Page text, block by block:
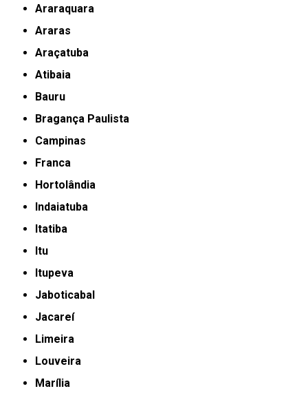
Araraquara
Araras
Araçatuba
Atibaia
Bauru
Bragança Paulista
Campinas
Franca
Hortolândia
Indaiatuba
Itatiba
Itu
Itupeva
Jaboticabal
Jacareí
Limeira
Louveira
Marília